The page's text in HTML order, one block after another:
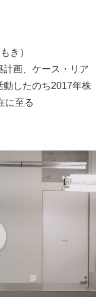
き）
画、ケース・リア
動したのち2017年株
に至る